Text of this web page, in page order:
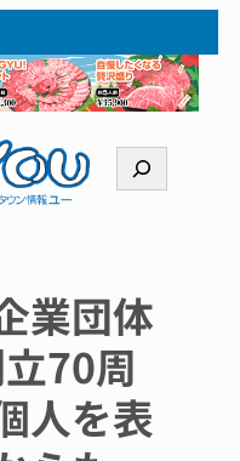
索
業団体
70周
人を表